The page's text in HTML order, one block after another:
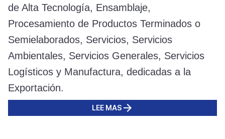
de Alta Tecnología, Ensamblaje,
Procesamiento de Productos Terminados o
Semielaborados, Servicios, Servicios
Ambientales, Servicios Generales, Servicios
Logísticos y Manufactura, dedicadas a la
Exportación.
LEE MAS